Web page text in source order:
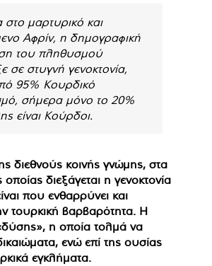
μαρτυρικό και
Αφρίν, η δημογραφική
του πληθυσμού
σε στυγνή γενοκτονία,
95% Κουρδικό
σήμερα μόνο το 20%
είναι Κούρδοι.
διεθνούς κοινής γνώμης, στα
διεξάγεται η γενοκτονία
που ενθαρρύνει και
τουρκική βαρβαρότητα. Η
η οποία τολμά να
ενώ επί της ουσίας
εγκλήματα.